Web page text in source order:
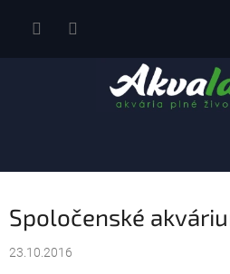
Spoločenské
23.10.2016